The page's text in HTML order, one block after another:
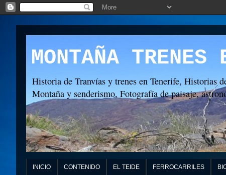
MONTAÑA
Historia de Tranvías y trenes en Tenerife, Historias
Montaña y senderismo, Fotografía de paisaje,
INICIO CONTENIDO EL TEIDE FERROCARRILES